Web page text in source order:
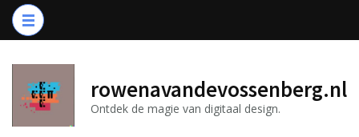
Ga
naar
(druk
Enter)
rowenavandevossenberg.nl
Ontdek de magie van digitaal design.